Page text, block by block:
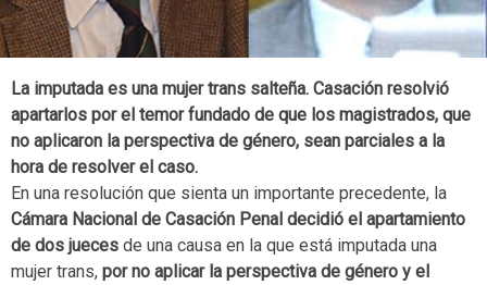
La imputada es una mujer trans salteña. Casación resolvió
apartarlos por el temor fundado de que los magistrados, que
no aplicaron la perspectiva de género, sean parciales a la
hora de resolver el caso.
En una resolución que sienta un importante precedente, la
Cámara Nacional de Casación Penal decidió el apartamiento
de dos jueces de una causa en la que está imputada una
mujer trans, por no aplicar la perspectiva de género y el